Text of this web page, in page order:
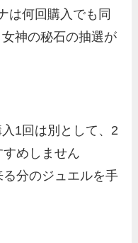
は何回購入でも同
神の秘石の抽選が
1回は別として、 2
めしません
分のジュエルを手